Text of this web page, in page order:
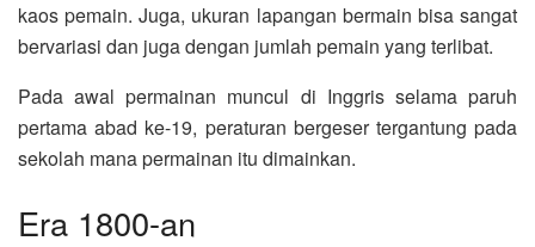
kaos pemain. Juga, ukuran lapangan bermain bisa sangat
bervariasi dan juga dengan jumlah pemain yang terlibat.
Pada awal permainan muncul di Inggris selama paruh
pertama abad ke-19, peraturan bergeser tergantung pada
sekolah mana permainan itu dimainkan.
Era 1800-an